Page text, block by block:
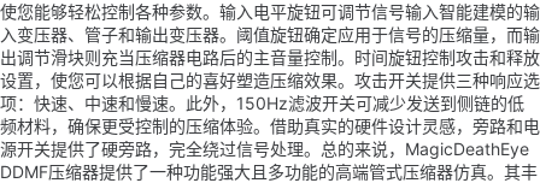
使您能够轻松控制各种参数。输入电平旋钮可调节信号输入智能建模的输
入变压器、管子和输出变压器。阈值旋钮确定应用于信号的压缩量，而输
出调节滑块则充当压缩器电路后的主音量控制。时间旋钮控制攻击和释放
设置，使您可以根据自己的喜好塑造压缩效果。攻击开关提供三种响应选
项：快速、中速和慢速。此外，150Hz滤波开关可减少发送到侧链的低
频材料，确保更受控制的压缩体验。借助真实的硬件设计灵感，旁路和电
源开关提供了硬旁路，完全绕过信号处理。总的来说，MagicDeathEye
DDMF压缩器提供了一种功能强大且多功能的高端管式压缩器仿真。其丰